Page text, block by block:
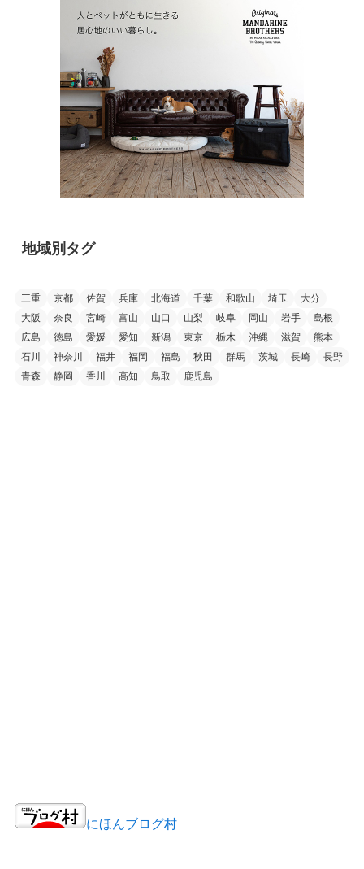
地域別タグ
三重 京都 佐賀 兵庫 北海道 千葉 和歌山 埼玉
大分
大阪
奈良 宮崎 富山 山口 山梨 岐阜 岡山 岩手
島根
広島
徳島 愛媛 愛知 新潟 東京 栃木 沖縄 滋賀
熊本
石川
神奈川 福井 福岡 福島 秋田 群馬 茨城 長崎
長野
青森
静岡 香川 高知 鳥取 鹿児島
にほんブログ村